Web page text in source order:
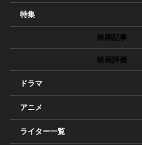
特集
映画記事
映画評価
ドラマ
アニメ
ライター一覧